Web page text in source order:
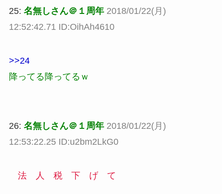
25: 名無しさん＠１周年 2018/01/22(月)
12:52:42.71 ID:OihAh4610
>>24
降ってる降ってるｗ
26: 名無しさん＠１周年 2018/01/22(月)
12:53:22.25 ID:u2bm2LkG0
法 人 税 下 げ て